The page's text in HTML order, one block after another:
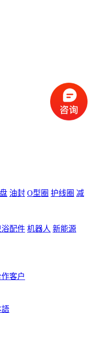
油封 O型圈 护线圈 减
浴配件 机器人 新能源
客户
語